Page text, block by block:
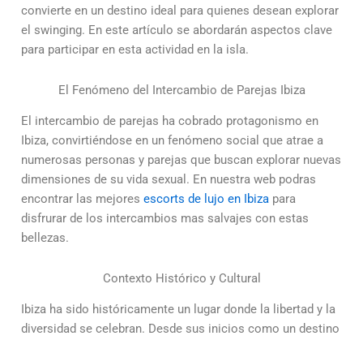
convierte en un destino ideal para quienes desean explorar
el swinging. En este artículo se abordarán aspectos clave
para participar en esta actividad en la isla.
El Fenómeno del Intercambio de Parejas Ibiza
El intercambio de parejas ha cobrado protagonismo en
Ibiza, convirtiéndose en un fenómeno social que atrae a
numerosas personas y parejas que buscan explorar nuevas
dimensiones de su vida sexual. En nuestra web podras
encontrar las mejores escorts de lujo en Ibiza para
disfrurar de los intercambios mas salvajes con estas
bellezas.
Contexto Histórico y Cultural
Ibiza ha sido históricamente un lugar donde la libertad y la
diversidad se celebran. Desde sus inicios como un destino